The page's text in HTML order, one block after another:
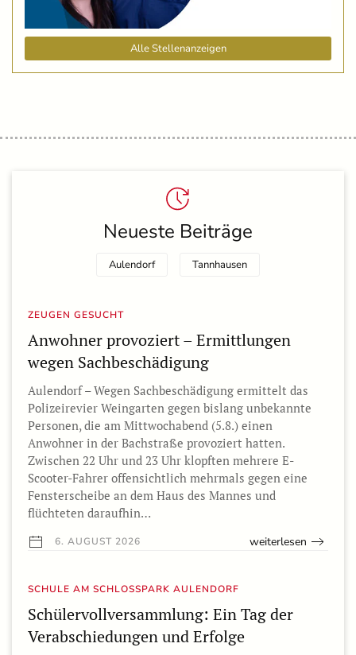
Alle Stellenanzeigen
Neueste Beiträge
Aulendorf Tannhausen
ZEUGEN GESUCHT
Anwohner provoziert – Ermittlungen
wegen Sachbeschädigung
Aulendorf – Wegen Sachbeschädigung ermittelt das
Polizeirevier Weingarten gegen bislang unbekannte
Personen, die am Mittwochabend (5.8.) einen
Anwohner in der Bachstraße provoziert hatten.
Zwischen 22 Uhr und 23 Uhr klopften mehrere E-
Scooter-Fahrer offensichtlich mehrmals gegen eine
Fensterscheibe an dem Haus des Mannes und
flüchteten daraufhin…
6. AUGUST 2026 weiterlesen
SCHULE AM SCHLOSSPARK AULENDORF
Schülervollversammlung: Ein Tag der
Verabschiedungen und Erfolge